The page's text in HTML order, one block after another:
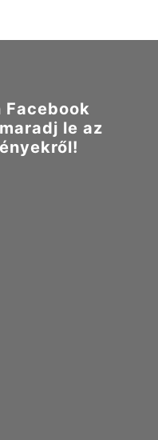
Facebook
le az